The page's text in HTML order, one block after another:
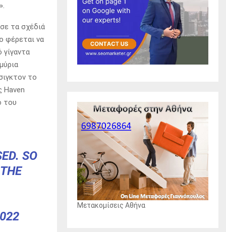
τα σχέδιά
φέρεται να
γίγαντα
το
Haven
του
SO
Μετακομίσεις Αθήνα